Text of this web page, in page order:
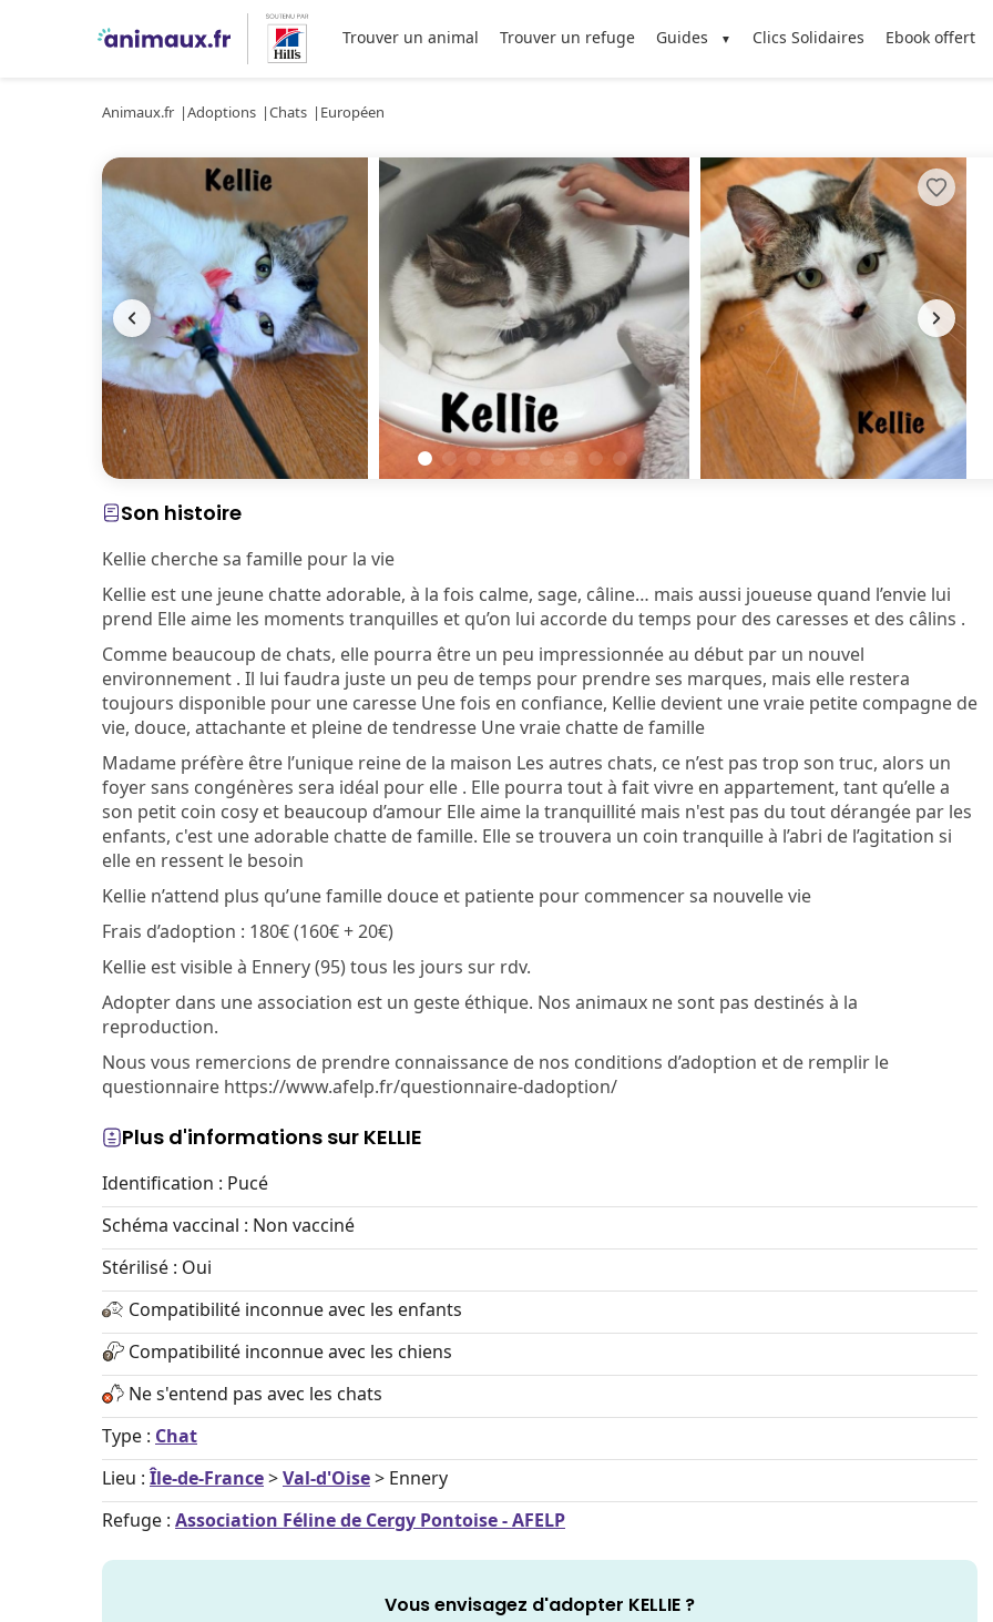
Trouver un animal Trouver un refuge Guides Clics Solidaires Ebook offert
Animaux.fr Adoptions Chats Européen
Son histoire
Kellie cherche sa famille pour la vie
Kellie est une jeune chatte adorable, à la fois calme, sage, câline… mais aussi joueuse quand l’envie lui
prend Elle aime les moments tranquilles et qu’on lui accorde du temps pour des caresses et des câlins .
Comme beaucoup de chats, elle pourra être un peu impressionnée au début par un nouvel
environnement . Il lui faudra juste un peu de temps pour prendre ses marques, mais elle restera
toujours disponible pour une caresse Une fois en confiance, Kellie devient une vraie petite compagne de
vie, douce, attachante et pleine de tendresse Une vraie chatte de famille
Madame préfère être l’unique reine de la maison Les autres chats, ce n’est pas trop son truc, alors un
foyer sans congénères sera idéal pour elle . Elle pourra tout à fait vivre en appartement, tant qu’elle a
son petit coin cosy et beaucoup d’amour Elle aime la tranquillité mais n'est pas du tout dérangée par les
enfants, c'est une adorable chatte de famille. Elle se trouvera un coin tranquille à l’abri de l’agitation si
elle en ressent le besoin
Kellie n’attend plus qu’une famille douce et patiente pour commencer sa nouvelle vie
Frais d’adoption : 180€ (160€ + 20€)
Kellie est visible à Ennery (95) tous les jours sur rdv.
Adopter dans une association est un geste éthique. Nos animaux ne sont pas destinés à la
reproduction.
Nous vous remercions de prendre connaissance de nos conditions d’adoption et de remplir le
questionnaire https://www.afelp.fr/questionnaire-dadoption/
Plus d'informations sur KELLIE
Identification : Pucé
Schéma vaccinal : Non vacciné
Stérilisé : Oui
Compatibilité inconnue avec les enfants
Compatibilité inconnue avec les chiens
Ne s'entend pas avec les chats
Type : Chat
Lieu : Île-de-France>Val-d'Oise> Ennery
Refuge : Association Féline de Cergy Pontoise - AFELP
Vous envisagez d'adopter KELLIE ?